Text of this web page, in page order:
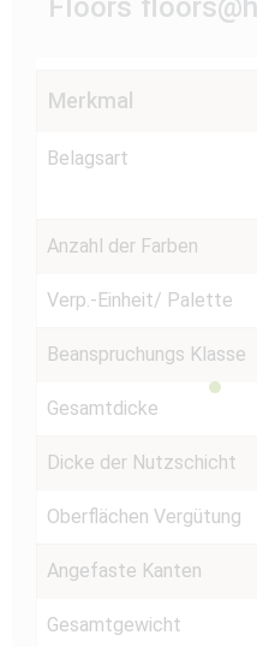
Floors
Merkmal
Belagsart
Anzahl der Farben
Verp.-Einheit/ Palette
Beanspruchungs Klasse
Gesamtdicke
Dicke der Nutzschicht
Oberflächen Vergütung
Angefaste Kanten
Gesamtgewicht